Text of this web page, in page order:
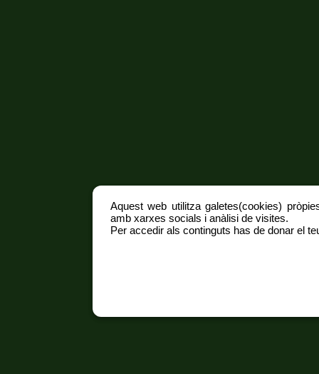
Aquest web utilitza galetes(cookies)
amb xarxes socials i anàlisi de visites.
Per accedir als continguts has de donar el